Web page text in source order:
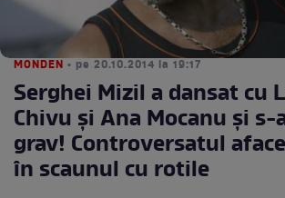
MONDEN • pe 20.10.2014 la 19:17
Serghei Mizil a dansat cu
Chivu şi Ana Mocanu şi
grav! Controversatul
în scaunul cu rotile